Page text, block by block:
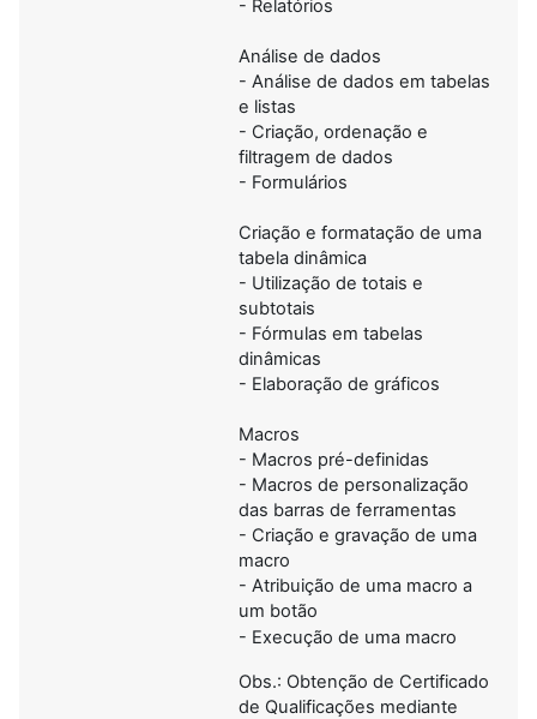
- Relatórios
Análise de dados
- Análise de dados em tabelas
e listas
- Criação, ordenação e
filtragem de dados
- Formulários
Criação e formatação de uma
tabela dinâmica
- Utilização de totais e
subtotais
- Fórmulas em tabelas
dinâmicas
- Elaboração de gráficos
Macros
- Macros pré-definidas
- Macros de personalização
das barras de ferramentas
- Criação e gravação de uma
macro
- Atribuição de uma macro a
um botão
- Execução de uma macro
Obs.: Obtenção de Certificado
de Qualificações mediante